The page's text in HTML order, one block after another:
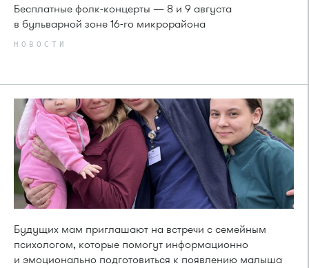
Бесплатные фолк-концерты — 8 и 9 августа
в бульварной зоне 16-го микрорайона
НОВОСТИ
Будущих мам приглашают на встречи с семейным
психологом, которые помогут информационно
и эмоционально подготовиться к появлению малыша